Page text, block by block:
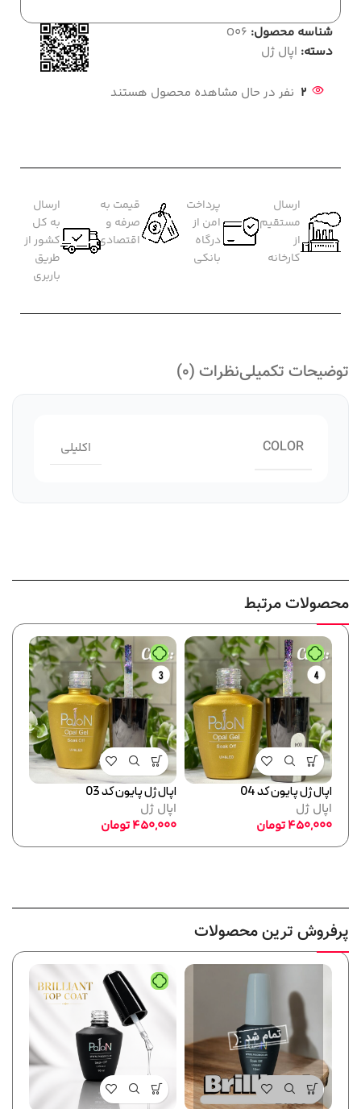
شناسه محصول: O06
دسته: اپال ژل
2 نفر در حال مشاهده محصول هستند
ارسال
مستقیم
از
کارخانه
پرداخت
امن از
درگاه
بانکی
قیمت به
صرفه و
اقتصادی
ارسال
به کل
کشور از
طریق
باربری
توضیحات تکمیلینظرات (0)
COLOR اکلیلی
محصولات مرتبط
اپال ژل پایون کد 04
اپال ژل
450,000تومان
اپال ژل پایون کد 03
اپال ژل
450,000تومان
پرفروش ترین محصولات